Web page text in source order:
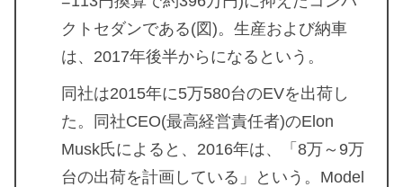
クトセダンである(図)。生産および納車
は、2017年後半からになるという。
同社は2015年に5万580台のEVを出荷し
た。同社CEO(最高経営責任者)のElon
Musk氏によると、2016年は、「8万～9万
台の出荷を計画している」という。Model